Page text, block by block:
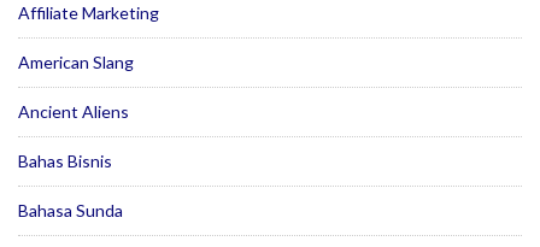
Affiliate Marketing
American Slang
Ancient Aliens
Bahas Bisnis
Bahasa Sunda